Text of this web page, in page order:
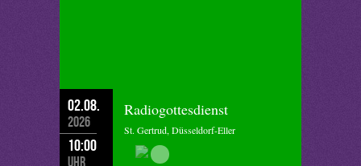
02.08.
2026
10:00
Uhr
Radiogottesdienst
St. Gertrud, Düsseldorf-Eller